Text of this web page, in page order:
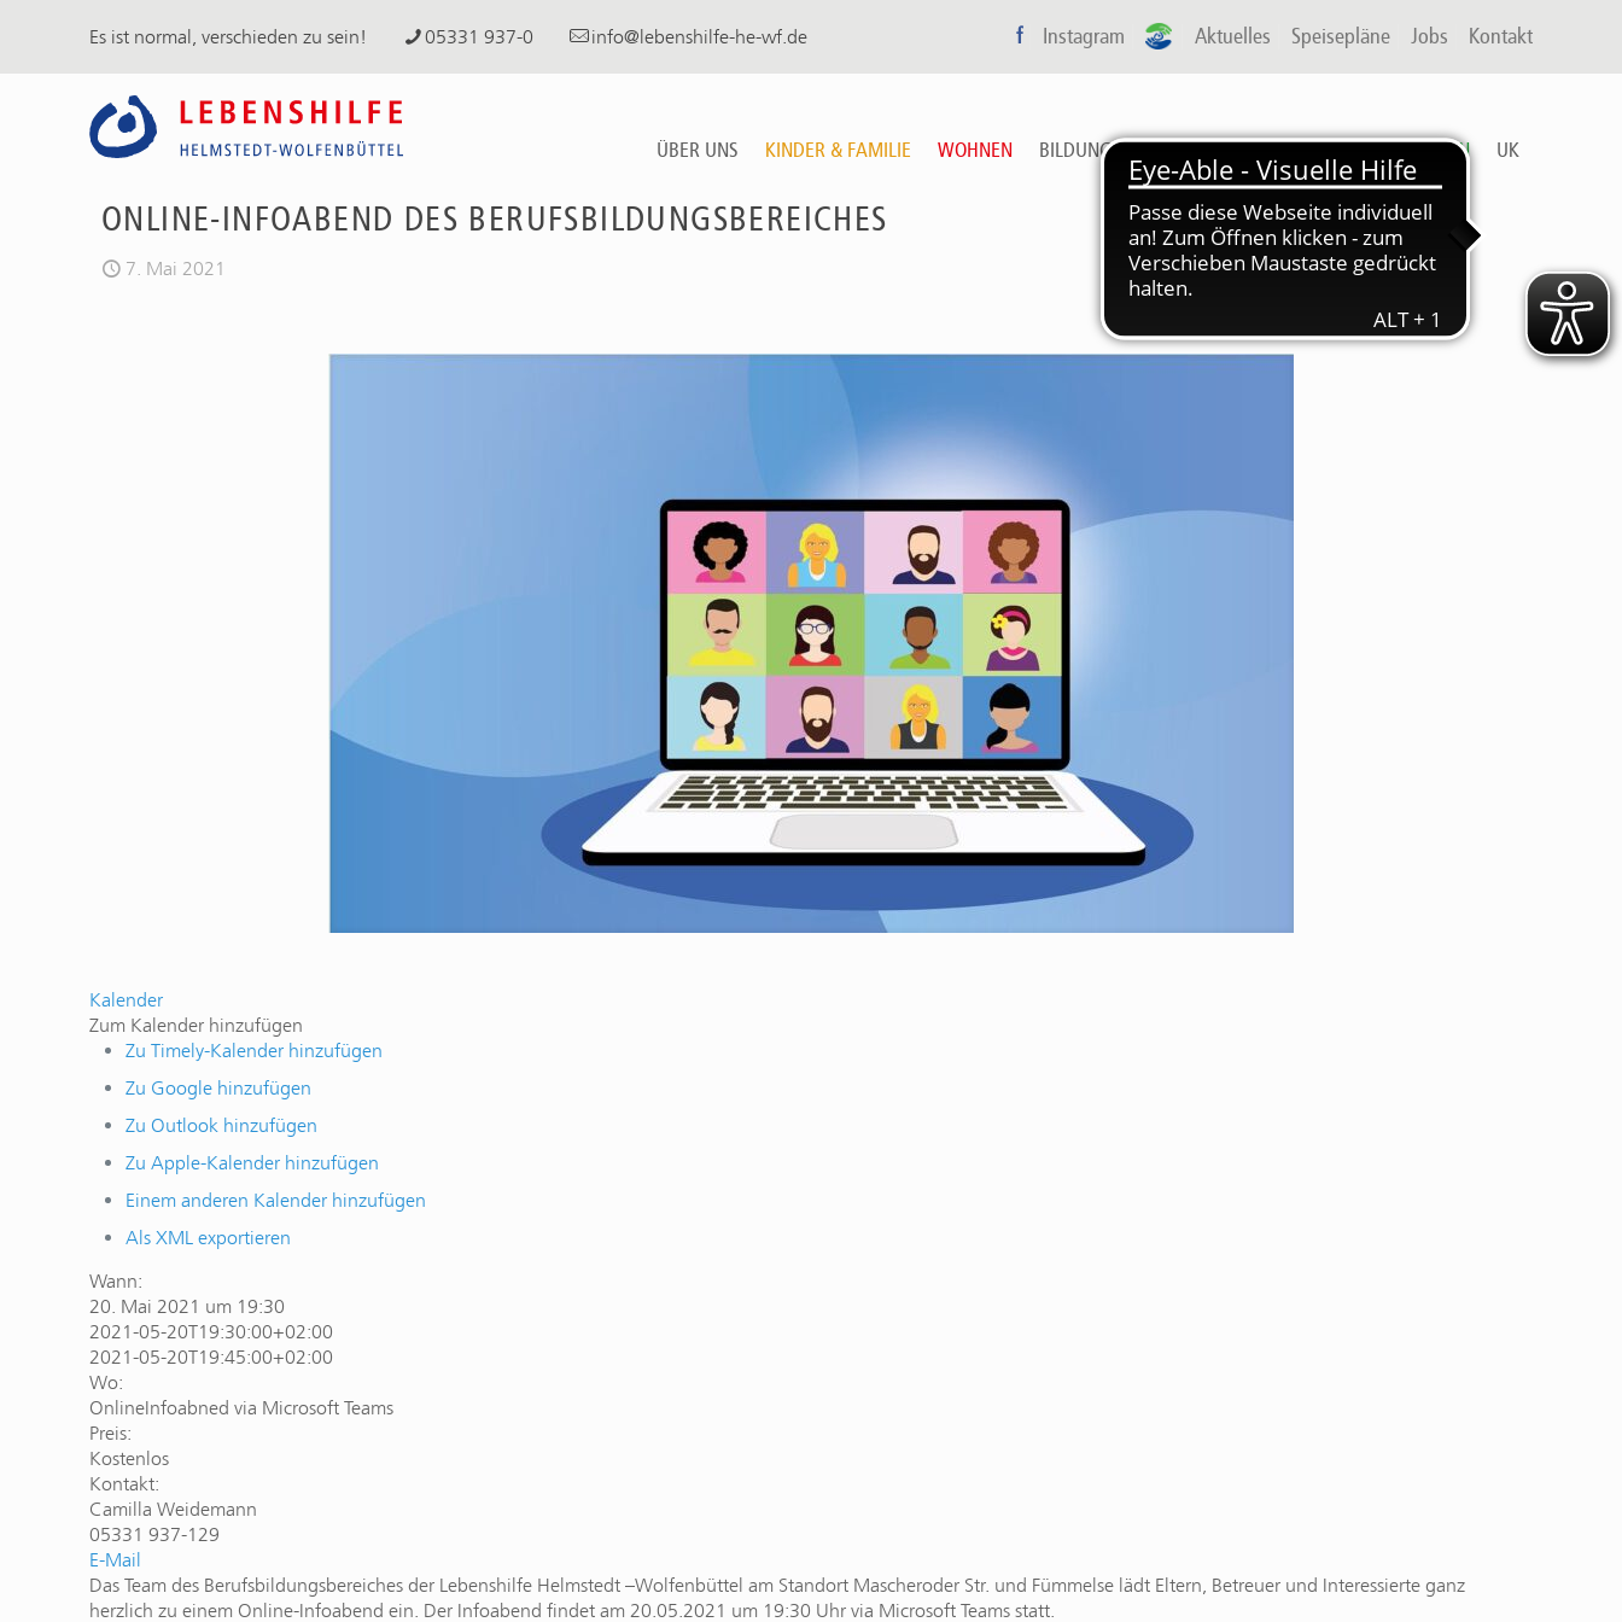
Es ist normal, verschieden zu sein! 05331 937-0 info@lebenshilfe-he-wf.de f Instagram A-P Aktuelles Speisepläne Jobs Kontakt
ÜBER UNS KINDER & FAMILIE WOHNEN BILDUNG & ARBEIT FREIZEIT DIENSTLEISTUNGEN UK
ONLINE-INFOABEND DES BERUFSBILDUNGSBEREICHES
7. Mai 2021
Kalender
Zum Kalender hinzufügen
Zu Timely-Kalender hinzufügen
Zu Google hinzufügen
Zu Outlook hinzufügen
Zu Apple-Kalender hinzufügen
Einem anderen Kalender hinzufügen
Als XML exportieren
Wann:
20. Mai 2021 um 19:30
2021-05-20T19:30:00+02:00
2021-05-20T19:45:00+02:00
Wo:
OnlineInfoabned via Microsoft Teams
Preis:
Kostenlos
Kontakt:
Camilla Weidemann
05331 937-129
E-Mail
Das Team des Berufsbildungsbereiches der Lebenshilfe Helmstedt –Wolfenbüttel am Standort Mascheroder Str. und Fümmelse lädt Eltern, Betreuer und Interessierte ganz
herzlich zu einem Online-Infoabend ein. Der Infoabend findet am 20.05.2021 um 19:30 Uhr via Microsoft Teams statt.